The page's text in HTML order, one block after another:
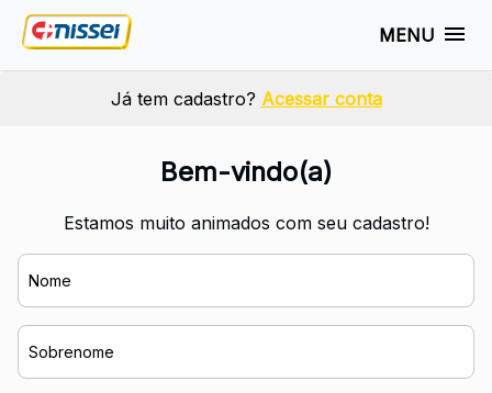
MENU
Já tem cadastro? Acessar conta
Bem-vindo(a)
Estamos muito animados com seu cadastro!
Nome
Sobrenome